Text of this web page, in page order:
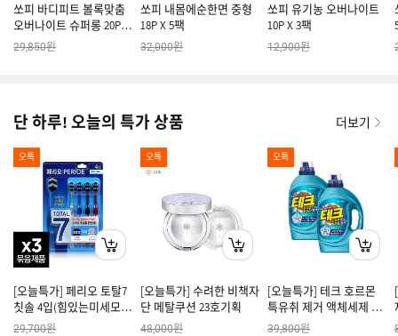
쏘피 바디피트 볼록맞춤
오버나이트 슈퍼롱 20P X
3팩
29,850원
쏘피 내몸에순한면 중형
18P X 5팩
32,000원
쏘피 유기농 오버나이트
10P X 3팩
12,900원
단 하루! 오늘의 특가 상품 더보기
오특
[오늘특가] 페리오 토탈7
칫솔 4입(힘있는미세모)
x3개
29,700원
오특
[오늘특가] 수려한 비책자
단 메탈쿠션 23호기획
48,000원
오특
[오늘특가] 테크 호르몬
특유취 제거 액체세제 드
럼 용기 2.7L 2개
39,800원